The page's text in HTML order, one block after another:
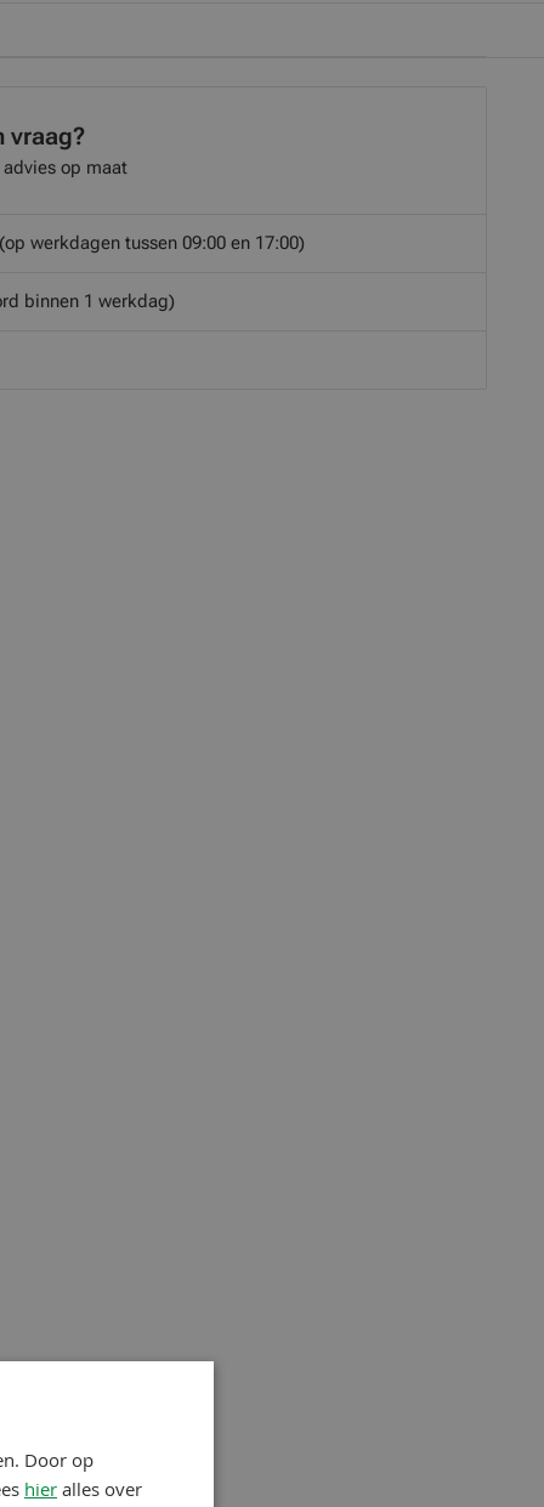
vraag?
op maat
(op werkdagen tussen 09:00 en 17:00)
binnen 1 werkdag)
Door op
hier alles over